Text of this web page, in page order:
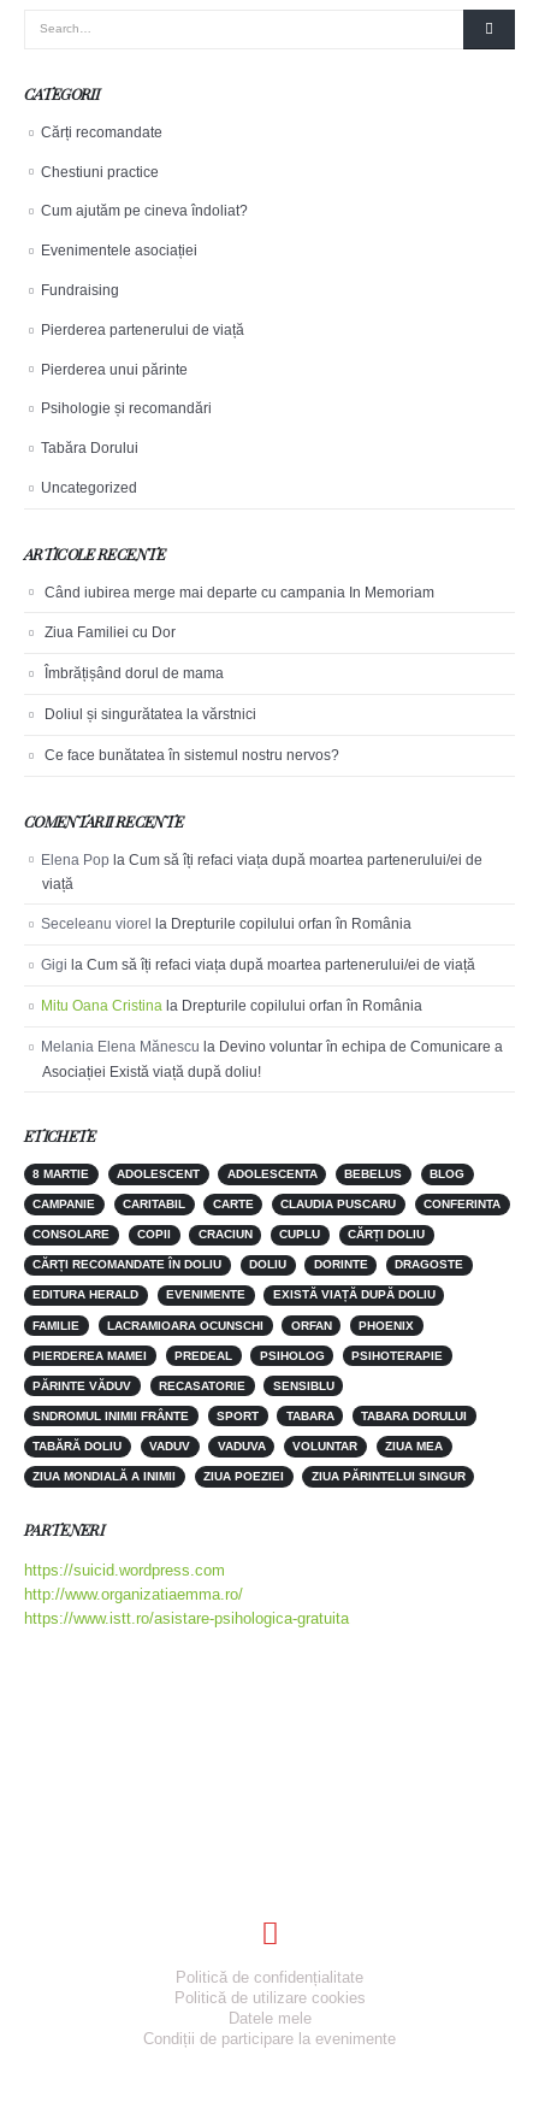
CATEGORII
Cărți recomandate
Chestiuni practice
Cum ajutăm pe cineva îndoliat?
Evenimentele asociației
Fundraising
Pierderea partenerului de viață
Pierderea unui părinte
Psihologie și recomandări
Tabăra Dorului
Uncategorized
ARTICOLE RECENTE
Când iubirea merge mai departe cu campania In Memoriam
Ziua Familiei cu Dor
Îmbrățișând dorul de mama
Doliul și singurătatea la vărstnici
Ce face bunătatea în sistemul nostru nervos?
COMENTARII RECENTE
Elena Pop la Cum să îți refaci viața după moartea partenerului/ei de
viață
Seceleanu viorel la Drepturile copilului orfan în România
Gigi la Cum să îți refaci viața după moartea partenerului/ei de viață
Mitu Oana Cristina la Drepturile copilului orfan în România
Melania Elena Mănescu la Devino voluntar în echipa de Comunicare a
Asociației Există viață după doliu!
ETICHETE
8 MARTIE ADOLESCENT ADOLESCENTA BEBELUS BLOG
CAMPANIE CARITABIL CARTE CLAUDIA PUSCARU CONFERINTA
CONSOLARE COPII CRACIUN CUPLU CĂRȚI DOLIU
CĂRȚI RECOMANDATE ÎN DOLIU DOLIU DORINTE DRAGOSTE
EDITURA HERALD EVENIMENTE EXISTĂ VIAȚĂ DUPĂ DOLIU
FAMILIE LACRAMIOARA OCUNSCHI ORFAN PHOENIX
PIERDEREA MAMEI PREDEAL PSIHOLOG PSIHOTERAPIE
PĂRINTE VĂDUV RECASATORIE SENSIBLU
SNDROMUL INIMII FRÂNTE SPORT TABARA TABARA DORULUI
TABĂRĂ DOLIU VADUV VADUVA VOLUNTAR ZIUA MEA
ZIUA MONDIALĂ A INIMII ZIUA POEZIEI ZIUA PĂRINTELUI SINGUR
PARTENERI
https://suicid.wordpress.com
http://www.organizatiaemma.ro/
https://www.istt.ro/asistare-psihologica-gratuita
Politică de confidențialitate
Politică de utilizare cookies
Datele mele
Condiții de participare la evenimente